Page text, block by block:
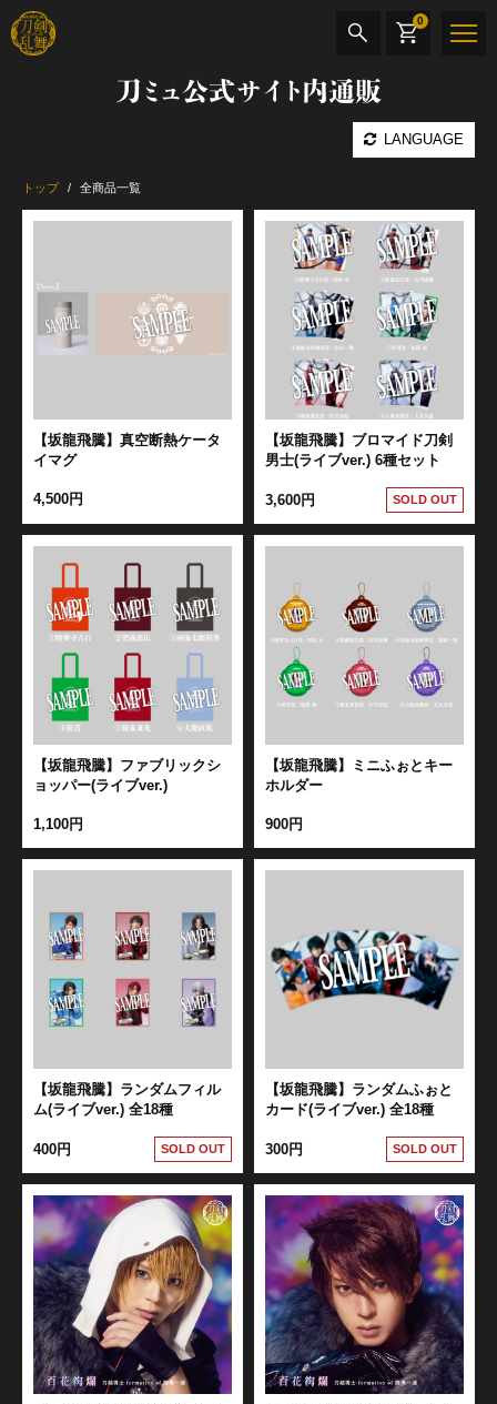
刀ミュ公式サイト内通販
LANGUAGE
0
その他
加州清光 単騎出陣 極
髭切 単騎出陣 ～夢幻泡影～
江 おん すていじ かうんとだうんぱーてぃー
トップ 全商品一覧
【坂龍飛騰】真空断熱ケータ
イマグ
4,500円
【坂龍飛騰】ブロマイド刀剣
男士(ライブver.) 6種セット
3,600円 SOLD OUT
【坂龍飛騰】ファブリックシ
ョッパー(ライブver.)
1,100円
【坂龍飛騰】ミニふぉとキー
ホルダー
900円
【坂龍飛騰】ランダムフィル
ム(ライブver.) 全18種
400円 SOLD OUT
【坂龍飛騰】ランダムふぉと
カード(ライブver.) 全18種
300円 SOLD OUT